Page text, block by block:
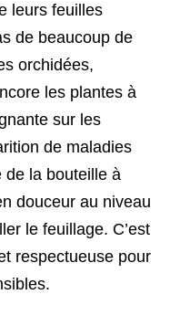
leurs feuilles
de beaucoup de
orchidées,
les plantes à
sur les
de maladies
de la bouteille à
douceur au niveau
le feuillage. C’est
respectueuse pour